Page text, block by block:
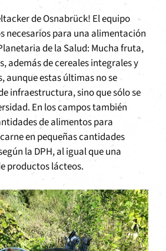
de Osnabrück! El equipo
necesarios para una alimentación
de la Salud: Mucha fruta,
además de cereales integrales y
aunque estas últimas no se
infraestructura, sino que sólo se
En los campos también
de alimentos para
carne en pequeñas cantidades
la DPH, al igual que una
productos lácteos.